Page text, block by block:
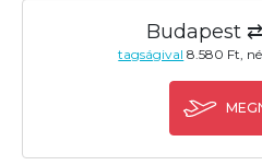
Budapest
tagságival 8.580 Ft,